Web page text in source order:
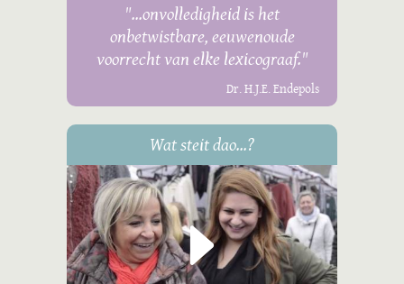
"...onvolledigheid is het
onbetwistbare, eeuwenoude
voorrecht van elke lexicograaf."
Dr. H.J.E. Endepols
Wat steit dao...?